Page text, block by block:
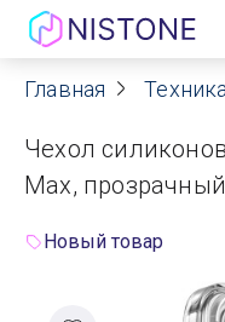
Акции
О нас
Договор
Главная
Чехол
Max, прозрачный
Новый товар